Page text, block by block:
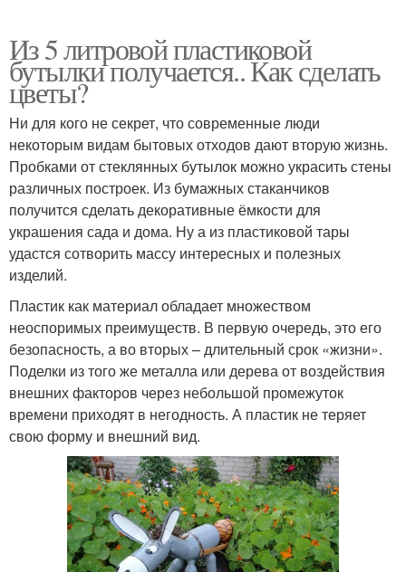
Из 5 литровой пластиковой
бутылки получается.. Как сделать
цветы?
Ни для кого не секрет, что современные люди
некоторым видам бытовых отходов дают вторую жизнь.
Пробками от стеклянных бутылок можно украсить стены
различных построек. Из бумажных стаканчиков
получится сделать декоративные ёмкости для
украшения сада и дома. Ну а из пластиковой тары
удастся сотворить массу интересных и полезных
изделий.
Пластик как материал обладает множеством
неоспоримых преимуществ. В первую очередь, это его
безопасность, а во вторых – длительный срок «жизни».
Поделки из того же металла или дерева от воздействия
внешних факторов через небольшой промежуток
времени приходят в негодность. А пластик не теряет
свою форму и внешний вид.